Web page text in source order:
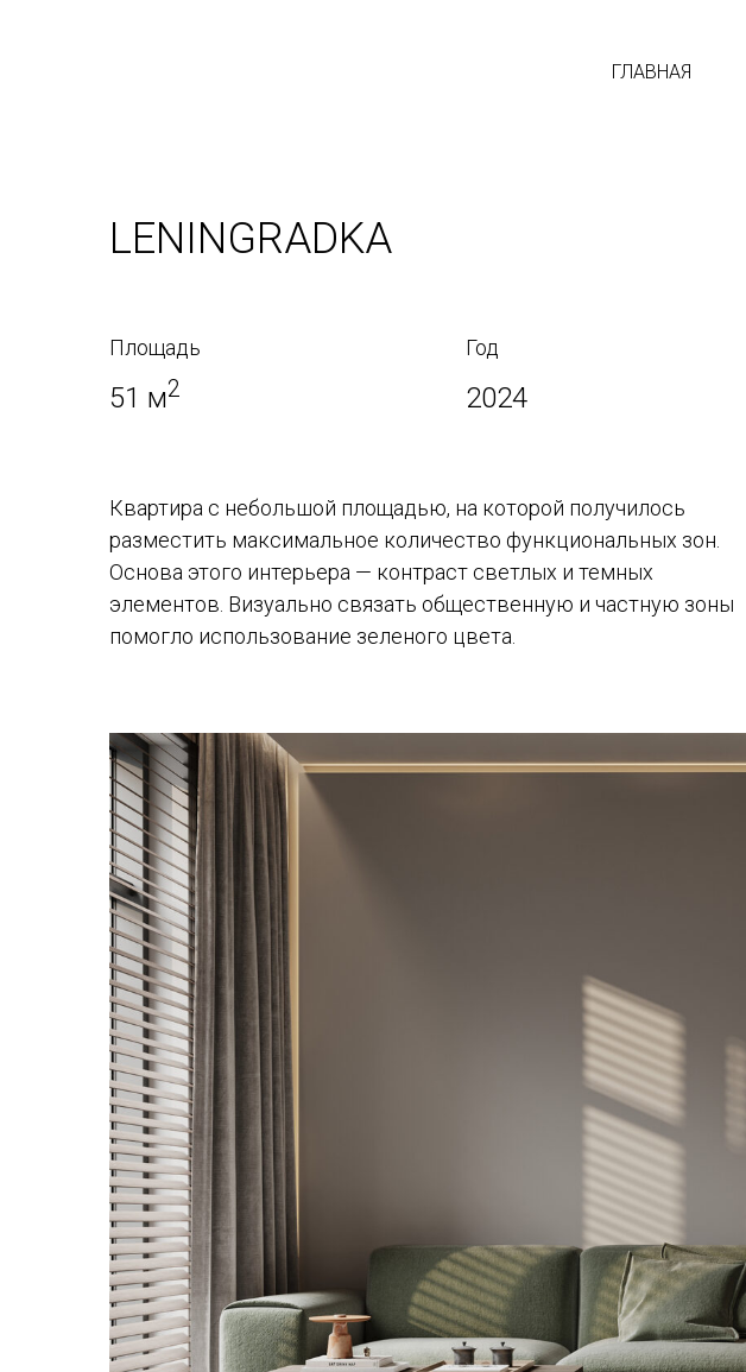
ГЛАВНАЯ
LENINGRADKA
Площадь Год
Квартира с небольшой площадью, на которой получилось
разместить максимальное количество функциональных зон.
Основа этого интерьера — контраст светлых и темных
элементов. Визуально связать общественную и частную зоны
помогло использование зеленого цвета.
51 м2 2024